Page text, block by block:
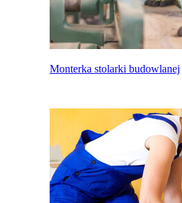
Monterka stolarki budowlanej